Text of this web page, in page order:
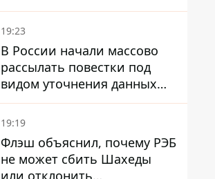
Никонов
19:23
В России начали массово
рассылать повестки под
видом уточнения данных
для набора контрактников
19:19
Флэш объяснил, почему РЭБ
не может сбить Шахеды
или отклонить